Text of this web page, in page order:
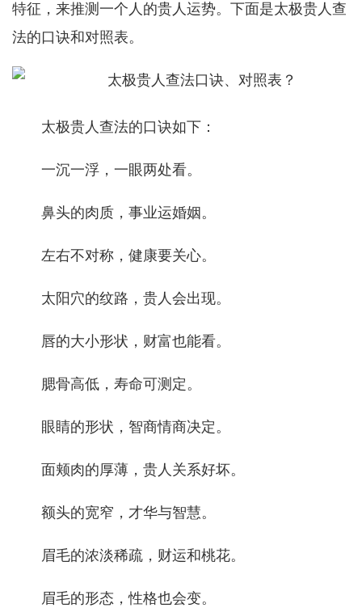
特征，来推测一个人的贵人运势。下面是太极贵人查
法的口诀和对照表。
太极贵人查法的口诀如下：
一沉一浮，一眼两处看。
鼻头的肉质，事业运婚姻。
左右不对称，健康要关心。
太阳穴的纹路，贵人会出现。
唇的大小形状，财富也能看。
腮骨高低，寿命可测定。
眼睛的形状，智商情商决定。
面颊肉的厚薄，贵人关系好坏。
额头的宽窄，才华与智慧。
眉毛的浓淡稀疏，财运和桃花。
眉毛的形态，性格也会变。